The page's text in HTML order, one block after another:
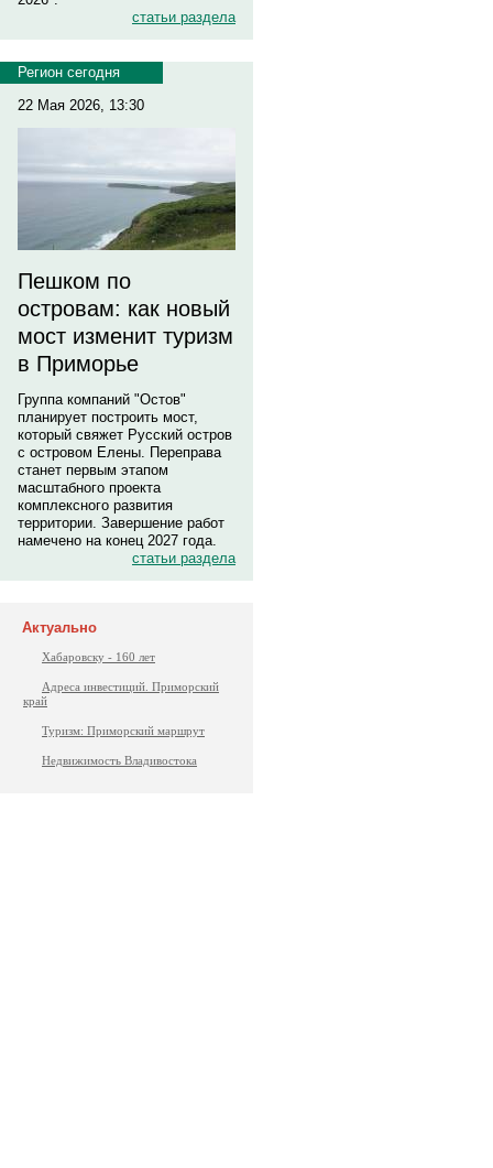
статьи раздела
Регион сегодня
22 Мая 2026, 13:30
Пешком по
островам: как новый
мост изменит туризм
в Приморье
Группа компаний "Остов"
планирует построить мост,
который свяжет Русский остров
с островом Елены. Переправа
станет первым этапом
масштабного проекта
комплексного развития
территории. Завершение работ
намечено на конец 2027 года.
статьи раздела
Актуально
Хабаровску - 160 лет
Адреса инвестиций. Приморский
край
Туризм: Приморский маршрут
Недвижимость Владивостока